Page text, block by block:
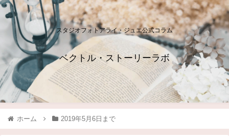
スタジオフォトアライ・ジュエ公式コラム
ベクトル・ストーリーラボ
ホーム 2019年5月6日まで